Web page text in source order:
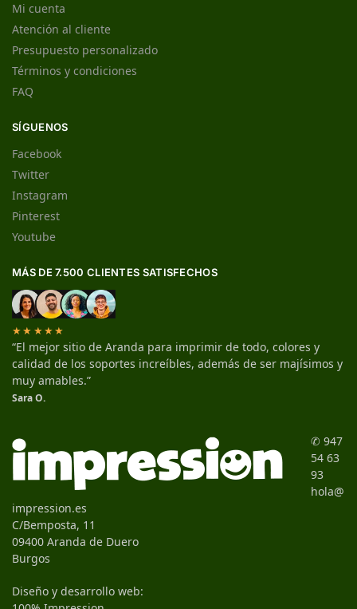
Mi cuenta
Atención al cliente
Presupuesto personalizado
Términos y condiciones
FAQ
SÍGUENOS
Facebook
Twitter
Instagram
Pinterest
Youtube
MÁS DE 7.500 CLIENTES SATISFECHOS
★★★★★
“El mejor sitio de Aranda para imprimir de todo, colores y
calidad de los soportes increíbles, además de ser majísimos y
muy amables.”
Sara O.
✆ 947
54 63
93
hola@
impression.es
C/Bemposta, 11
09400 Aranda de Duero
Burgos
Diseño y desarrollo web: